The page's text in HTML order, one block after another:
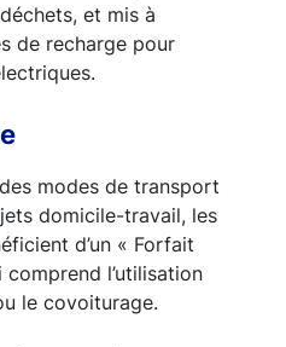
et mis à
de recharge pour
modes de transport
domicile-travail, les
d’un « Forfait
l’utilisation
le covoiturage.